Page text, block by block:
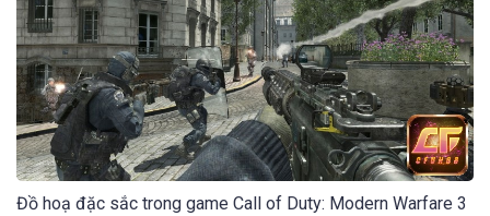
Đồ hoạ đặc sắc trong game Call of Duty: Modern Warfare 3